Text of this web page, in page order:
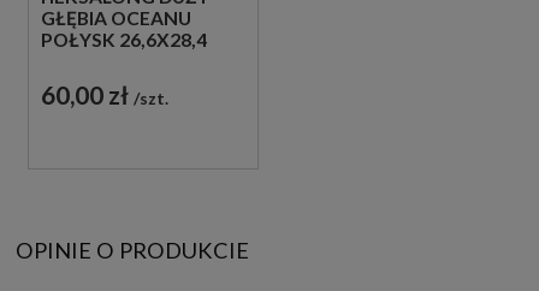
GŁĘBIA OCEANU
POŁYSK 26,6X28,4
DEKORACYJNA
60,00 zł szt.
OPINIE O PRODUKCIE